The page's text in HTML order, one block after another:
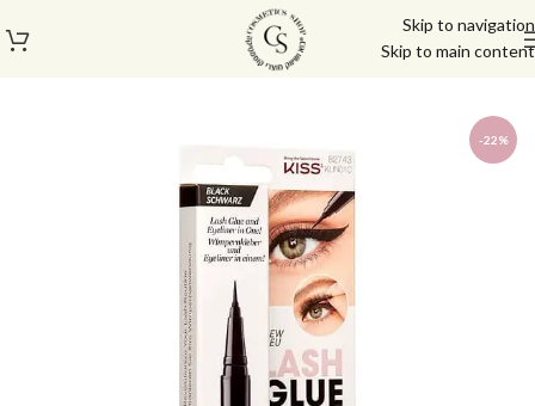
Skip to navigation
Skip to main content
-22%